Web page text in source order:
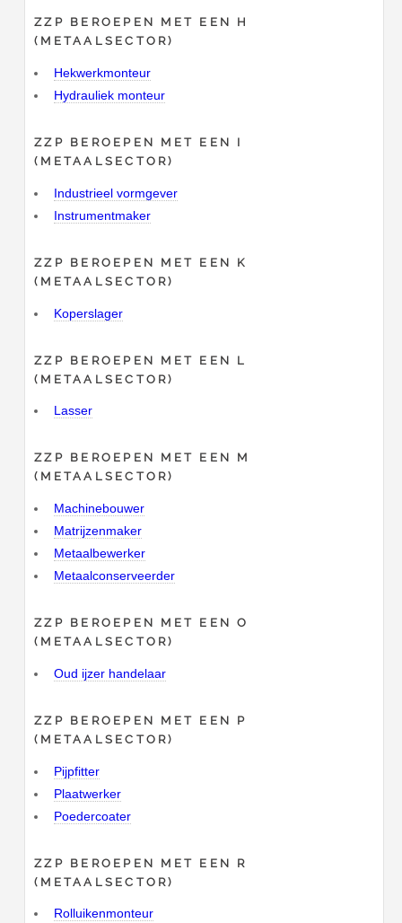
ZZP BEROEPEN MET EEN H
(METAALSECTOR)
Hekwerkmonteur
Hydrauliek monteur
ZZP BEROEPEN MET EEN I
(METAALSECTOR)
Industrieel vormgever
Instrumentmaker
ZZP BEROEPEN MET EEN K
(METAALSECTOR)
Koperslager
ZZP BEROEPEN MET EEN L
(METAALSECTOR)
Lasser
ZZP BEROEPEN MET EEN M
(METAALSECTOR)
Machinebouwer
Matrijzenmaker
Metaalbewerker
Metaalconserveerder
ZZP BEROEPEN MET EEN O
(METAALSECTOR)
Oud ijzer handelaar
ZZP BEROEPEN MET EEN P
(METAALSECTOR)
Pijpfitter
Plaatwerker
Poedercoater
ZZP BEROEPEN MET EEN R
(METAALSECTOR)
Rolluikenmonteur